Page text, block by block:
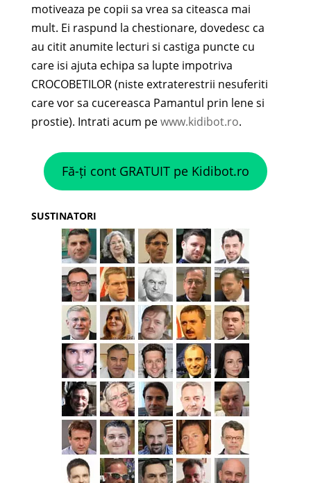
motiveaza pe copii sa vrea sa citeasca mai
mult. Ei raspund la chestionare, dovedesc ca
au citit anumite lecturi si castiga puncte cu
care isi ajuta echipa sa lupte impotriva
CROCOBETILOR (niste extraterestrii nesuferiti
care vor sa cucereasca Pamantul prin lene si
prostie). Intrati acum pewww.kidibot.ro.
Fă-ți cont GRATUIT pe Kidibot.ro
SUSTINATORI